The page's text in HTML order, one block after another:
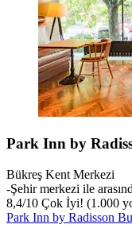
Park Inn by
Bükreş Kent Merkezi
‐Şehir merkezi ile
8,4/10 Çok İyi! (1.000
Park Inn by Radisson